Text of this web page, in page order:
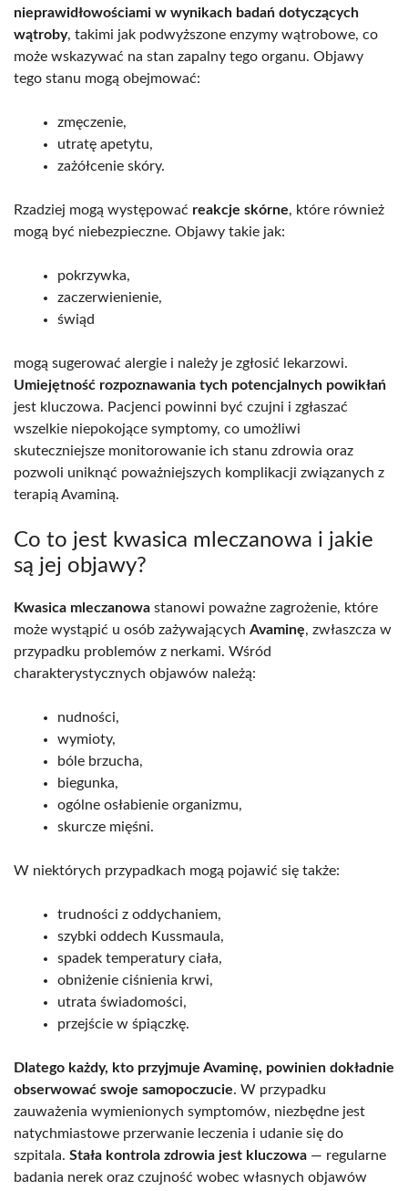
nieprawidłowościami w wynikach badań dotyczących
wątroby, takimi jak podwyższone enzymy wątrobowe, co
może wskazywać na stan zapalny tego organu. Objawy
tego stanu mogą obejmować:
zmęczenie,
utratę apetytu,
zażółcenie skóry.
Rzadziej mogą występować reakcje skórne, które również
mogą być niebezpieczne. Objawy takie jak:
pokrzywka,
zaczerwienienie,
świąd
mogą sugerować alergie i należy je zgłosić lekarzowi.
Umiejętność rozpoznawania tych potencjalnych powikłań
jest kluczowa. Pacjenci powinni być czujni i zgłaszać
wszelkie niepokojące symptomy, co umożliwi
skuteczniejsze monitorowanie ich stanu zdrowia oraz
pozwoli uniknąć poważniejszych komplikacji związanych z
terapią Avaminą.
Co to jest kwasica mleczanowa i jakie
są jej objawy?
Kwasica mleczanowa stanowi poważne zagrożenie, które
może wystąpić u osób zażywających Avaminę, zwłaszcza w
przypadku problemów z nerkami. Wśród
charakterystycznych objawów należą:
nudności,
wymioty,
bóle brzucha,
biegunka,
ogólne osłabienie organizmu,
skurcze mięśni.
W niektórych przypadkach mogą pojawić się także:
trudności z oddychaniem,
szybki oddech Kussmaula,
spadek temperatury ciała,
obniżenie ciśnienia krwi,
utrata świadomości,
przejście w śpiączkę.
Dlatego każdy, kto przyjmuje Avaminę, powinien dokładnie
obserwować swoje samopoczucie. W przypadku
zauważenia wymienionych symptomów, niezbędne jest
natychmiastowe przerwanie leczenia i udanie się do
szpitala. Stała kontrola zdrowia jest kluczowa — regularne
badania nerek oraz czujność wobec własnych objawów